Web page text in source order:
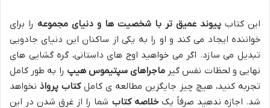
این کتاب پیوند عمیق تر با شخصیت ها و دنیای مجموعه را برای
خواننده ایجاد می کند و او را به یکی از ساکنان این دنیای جادویی
تبدیل می سازد. اگر می خواهید اوج های داستانی، گره گشایی های
نهایی و لحظات نفس گیر ماجراهای سپتیموس هیپ را به طور کامل
تجربه کنید، هیچ چیز جایگزین مطالعه ی کاملکتاب پرواذ نخواهد
شد. اجازه ندهید صرفاً یکخلاصه کتاب شما را از غرق شدن در این